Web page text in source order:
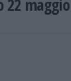
22 maggio